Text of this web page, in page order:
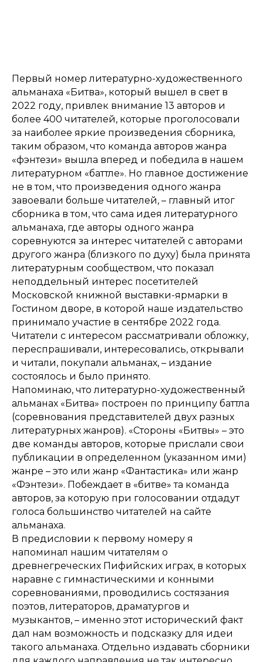
Первый номер литературно-художественного
альманаха «Битва», который вышел в свет в
2022 году, привлек внимание 13 авторов и
более 400 читателей, которые проголосовали
за наиболее яркие произведения сборника,
таким образом, что команда авторов жанра
«фэнтези» вышла вперед и победила в нашем
литературном «баттле». Но главное достижение
не в том, что произведения одного жанра
завоевали больше читателей, – главный итог
сборника в том, что сама идея литературного
альманаха, где авторы одного жанра
соревнуются за интерес читателей с авторами
другого жанра (близкого по духу) была принята
литературным сообществом, что показал
неподдельный интерес посетителей
Московской книжной выставки-ярмарки в
Гостином дворе, в которой наше издательство
принимало участие в сентябре 2022 года.
Читатели с интересом рассматривали обложку,
переспрашивали, интересовались, открывали
и читали, покупали альманах, – издание
состоялось и было принято.
Напоминаю, что литературно-художественный
альманах «Битва» построен по принципу баттла
(соревнования представителей двух разных
литературных жанров). «Стороны «Битвы» – это
две команды авторов, которые прислали свои
публикации в определенном (указанном ими)
жанре – это или жанр «Фантастика» или жанр
«Фэнтези». Побеждает в «битве» та команда
авторов, за которую при голосовании отдадут
голоса большинство читателей на сайте
альманаха.
В предисловии к первому номеру я
напоминал нашим читателям о
древнегреческих Пифийских играх, в которых
наравне с гимнастическими и конными
соревнованиями, проводились состязания
поэтов, литераторов, драматургов и
музыкантов, – именно этот исторический факт
дал нам возможность и подсказку для идеи
такого альманаха. Отдельно издавать сборники